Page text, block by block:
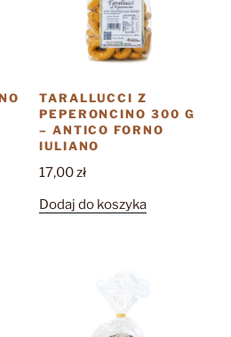
TARALLUCCI Z
PEPERONCINO 300 G
– ANTICO FORNO
IULIANO
17,00zł
Dodaj do koszyka